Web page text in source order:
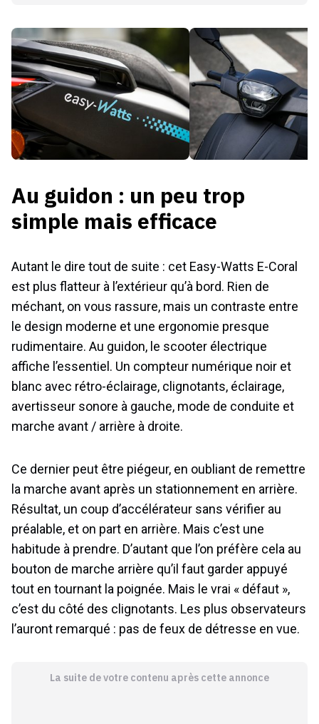
Au guidon : un peu trop
simple mais efficace
Autant le dire tout de suite : cet Easy-Watts E-Coral
est plus flatteur à l’extérieur qu’à bord. Rien de
méchant, on vous rassure, mais un contraste entre
le design moderne et une ergonomie presque
rudimentaire. Au guidon, le scooter électrique
affiche l’essentiel. Un compteur numérique noir et
blanc avec rétro-éclairage, clignotants, éclairage,
avertisseur sonore à gauche, mode de conduite et
marche avant / arrière à droite.
Ce dernier peut être piégeur, en oubliant de remettre
la marche avant après un stationnement en arrière.
Résultat, un coup d’accélérateur sans vérifier au
préalable, et on part en arrière. Mais c’est une
habitude à prendre. D’autant que l’on préfère cela au
bouton de marche arrière qu’il faut garder appuyé
tout en tournant la poignée. Mais le vrai « défaut »,
c’est du côté des clignotants. Les plus observateurs
l’auront remarqué : pas de feux de détresse en vue.
La suite de votre contenu après cette annonce